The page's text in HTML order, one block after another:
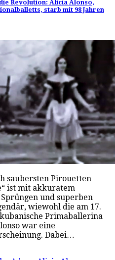
Revolution: Alicia Alonso,
starb mit 98 Jahren
saubersten Pirouetten
ist mit akkuratem
und superben
wiewohl die am 17.
Primaballerina
war eine
Dabei…